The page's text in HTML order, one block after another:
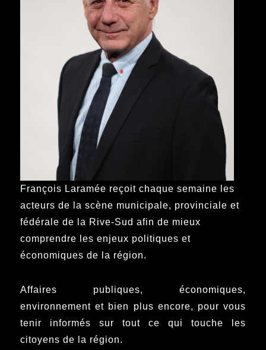
François Laramée reçoit chaque semaine les
acteurs de la scène municipale, provinciale et
fédérale de la Rive-Sud afin de mieux
comprendre les enjeux politiques et
économiques de la région.
Affaires publiques, économiques,
environnement et bien plus encore, pour vous
tenir informés sur tout ce qui touche les
citoyens de la région.